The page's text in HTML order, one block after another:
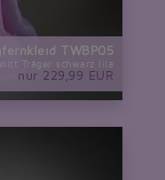
TWBP05
Träger schwarz lila
nur 229,99 EUR